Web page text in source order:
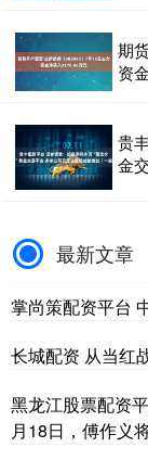
期
资
贵
金
最新文章
掌尚策配资平台
长城配资 从当红
黑龙江股票配资
月18日，傅作义